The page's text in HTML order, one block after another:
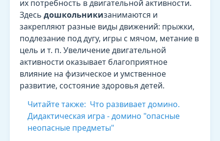
их потребность в двигательной активности.
Здесь дошкольникизанимаются и
закрепляют разные виды движений: прыжки,
подлезание под дугу, игры с мячом, метание в
цель и т. п. Увеличение двигательной
активности оказывает благоприятное
влияние на физическое и умственное
развитие, состояние здоровья детей.
Читайте также: Что развивает домино.
Дидактическая игра - домино "опасные
неопасные предметы"